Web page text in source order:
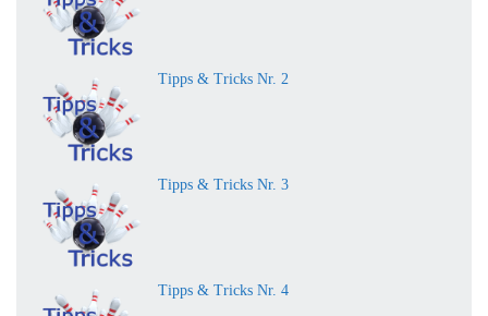
Tipps & Tricks Nr. 2
Tipps & Tricks Nr. 3
Tipps & Tricks Nr. 4